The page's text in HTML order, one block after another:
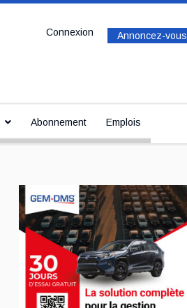
Annoncez-vous
Connexion
Abonnement Emplois